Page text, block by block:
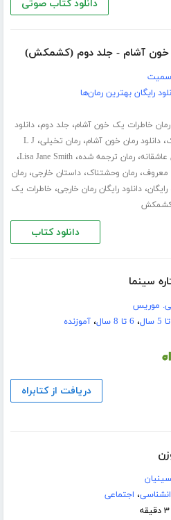
دانلود کتاب صوتی
خون آشام - جلد دوم (کشمکش)
رایگان بهترین رمان‌ها
رمان خاطرات یک خون آشام، جلد دوم،دانلود
،دانلود رمان خون آشام،رمان تخیلی، L J
عاشقانه،رمان ترجمه شده،Lisa Jane Smith،
معروف،رمان وحشتناک،داستان خارجی،رمان
،دانلود رایگان رمان خارجی، خاطرات یک
کشمکش
دانلود کتاب
سینما
موریس
، 6 تا 8 سال ،آموزنده
دریافت از کتابراه
، اجتماعی